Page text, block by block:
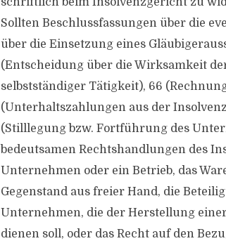
Sollten Beschlussfassungen über die
über die Einsetzung eines
(Entscheidung über die Wirksamkeit
selbstständiger Tätigkeit), 66
(Unterhaltszahlungen aus der
(Stilllegung bzw. Fortführung des
bedeutsamen Rechtshandlungen des
Unternehmen oder ein Betrieb, das
Gegenstand aus freier Hand, die
Unternehmen, die der Herstellung
dienen soll, oder das Recht auf den